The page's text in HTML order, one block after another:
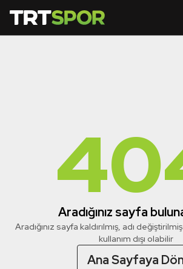
Aradığınız sayfa
Aradığınız sayfa kaldırılmış, adı
kullanım dışı olabilir
Ana Sayfaya